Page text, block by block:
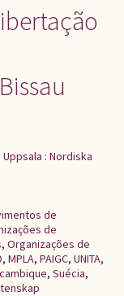
Uppsala : Nordiska
de
de
, Organizações de
, MPLA, PAIGC, UNITA,
, Suécia,